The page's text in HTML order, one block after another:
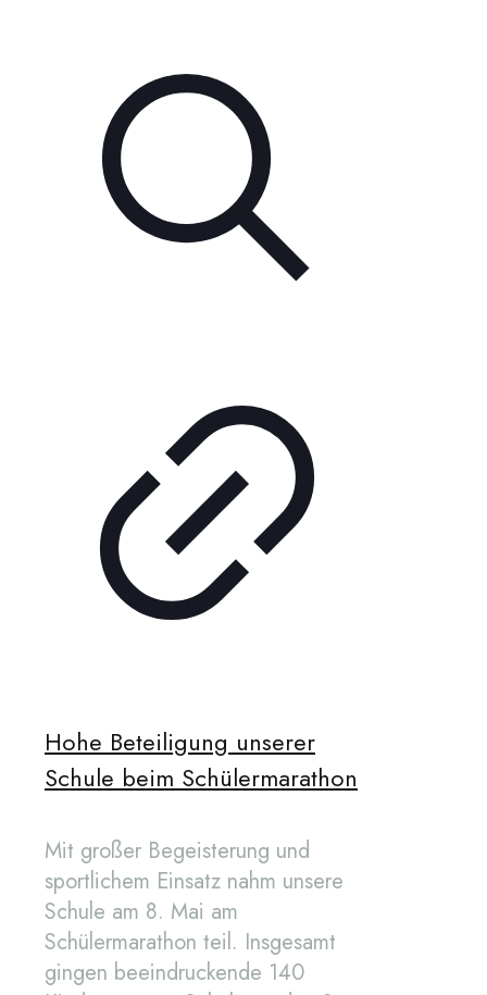
Hohe Beteiligung unserer
Schule beim Schülermarathon
Mit großer Begeisterung und
sportlichem Einsatz nahm unsere
Schule am 8. Mai am
Schülermarathon teil. Insgesamt
gingen beeindruckende 140